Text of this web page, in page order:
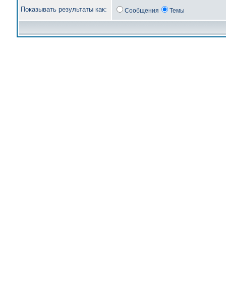
Показывать результаты как: Сообщения Темы